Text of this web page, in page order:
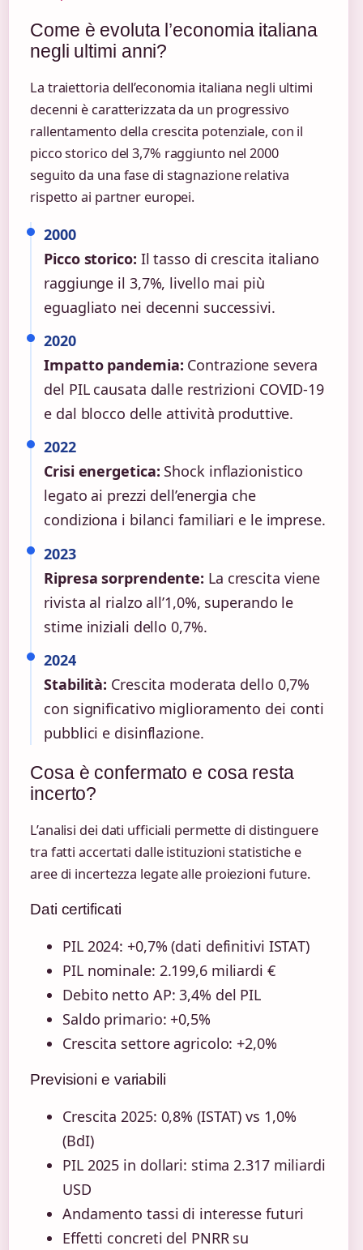
Come è evoluta l’economia italiana
negli ultimi anni?
La traiettoria dell’economia italiana negli ultimi
decenni è caratterizzata da un progressivo
rallentamento della crescita potenziale, con il
picco storico del 3,7% raggiunto nel 2000
seguito da una fase di stagnazione relativa
rispetto ai partner europei.
2000
Picco storico: Il tasso di crescita italiano
raggiunge il 3,7%, livello mai più
eguagliato nei decenni successivi.
2020
Impatto pandemia: Contrazione severa
del PIL causata dalle restrizioni COVID-19
e dal blocco delle attività produttive.
2022
Crisi energetica: Shock inflazionistico
legato ai prezzi dell’energia che
condiziona i bilanci familiari e le imprese.
2023
Ripresa sorprendente: La crescita viene
rivista al rialzo all’1,0%, superando le
stime iniziali dello 0,7%.
2024
Stabilità: Crescita moderata dello 0,7%
con significativo miglioramento dei conti
pubblici e disinflazione.
Cosa è confermato e cosa resta
incerto?
L’analisi dei dati ufficiali permette di distinguere
tra fatti accertati dalle istituzioni statistiche e
aree di incertezza legate alle proiezioni future.
Dati certificati
PIL 2024: +0,7% (dati definitivi ISTAT)
PIL nominale: 2.199,6 miliardi €
Debito netto AP: 3,4% del PIL
Saldo primario: +0,5%
Crescita settore agricolo: +2,0%
Previsioni e variabili
Crescita 2025: 0,8% (ISTAT) vs 1,0%
(BdI)
PIL 2025 in dollari: stima 2.317 miliardi
USD
Andamento tassi di interesse futuri
Effetti concreti del PNRR su